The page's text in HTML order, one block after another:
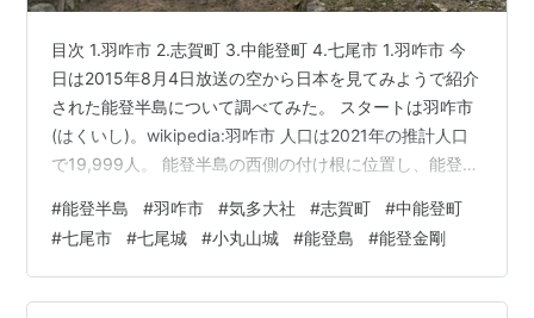
目次 1.羽咋市 2.志賀町 3.中能登町 4.七尾市 1.羽咋市 今
日は2015年8月4日放送の空から日本を見てみようで紹介
された能登半島について調べてみた。 スタートは羽咋市
(はくいし)。wikipedia:羽咋市 人口は2021年の推計人口
で19,999人。 能登半島の西側の付け根に位置し、能登国
として名高く、近隣の寺家遺跡は竪穴住居などと共に気
多大社の祭祀で使用される祭器などが出土している。 一
説には渤海との交易に関わる客院関連施設もあったとさ
れている。 隣の宝達志水町へと繋がる海岸線の千里浜な
#能登半島 #羽咋市 #気多大社 #志賀町 #中能登町
#七尾市 #七尾城 #小丸山城 #能登島 #能登金剛